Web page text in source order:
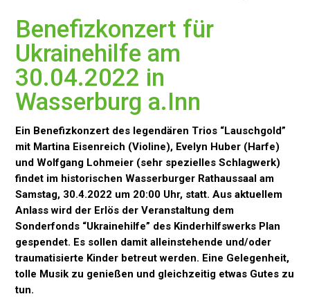
Benefizkonzert für
Ukrainehilfe am
30.04.2022 in
Wasserburg a.Inn
Ein Benefizkonzert des legendären Trios “Lauschgold”
mit Martina Eisenreich (Violine), Evelyn Huber (Harfe)
und Wolfgang Lohmeier (sehr spezielles Schlagwerk)
findet im historischen Wasserburger Rathaussaal am
Samstag, 30.4.2022 um 20:00 Uhr, statt. Aus aktuellem
Anlass wird der Erlös der Veranstaltung dem
Sonderfonds “Ukrainehilfe” des Kinderhilfswerks Plan
gespendet. Es sollen damit alleinstehende und/oder
traumatisierte Kinder betreut werden. Eine Gelegenheit,
tolle Musik zu genießen und gleichzeitig etwas Gutes zu
tun.